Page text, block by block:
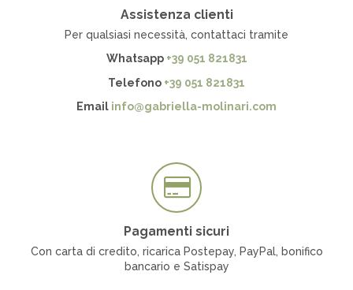
Assistenza clienti
Per qualsiasi necessità, contattaci tramite
Whatsapp +39 051 821831
Telefono +39 051 821831
Email info@gabriella-molinari.com
Pagamenti sicuri
Con carta di credito, ricarica Postepay, PayPal, bonifico
bancario e Satispay